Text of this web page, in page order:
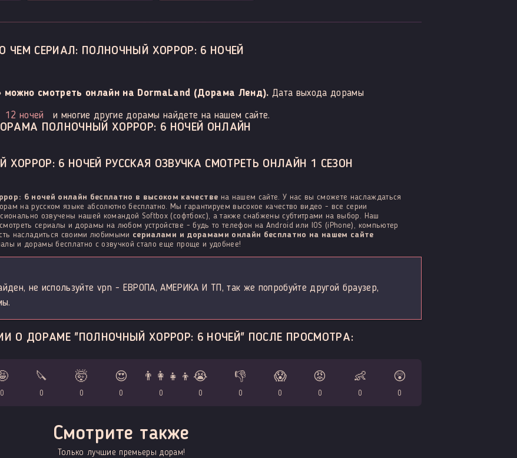
О ЧЕМ СЕРИАЛ: ПОЛНОЧНЫЙ ХОРРОР: 6 НОЧЕЙ
можно смотреть онлайн на DormaLand (Дорама Ленд). Дата выхода дорамы
12 ночей и многие другие дорамы найдете на нашем сайте.
ПОЛНОЧНЫЙ ХОРРОР: 6 НОЧЕЙ ОНЛАЙН
6 НОЧЕЙ РУССКАЯ ОЗВУЧКА СМОТРЕТЬ ОНЛАЙН 1 СЕЗОН
6 ночей онлайн бесплатно в высоком качестве на нашем сайте. У нас вы сможете наслаждаться
на русском языке абсолютно бесплатно. Мы гарантируем высокое качество видео - все серии
озвучены нашей командой Softbox (софтбокс), а также снабжены субтитрами на выбор. Наш
сериалы и дорамы на любом устройстве - будь то телефон на Android или IOS (iPhone), компьютер
насладиться своими любимыми сериалами и дорамами онлайн бесплатно на нашем сайте
и дорамы бесплатно с озвучкой стало еще проще и удобнее!
не используйте vpn - ЕВРОПА, АМЕРИКА И ТП, так же попробуйте другой браузер,
О ДОРАМЕ "ПОЛНОЧНЫЙ ХОРРОР: 6 НОЧЕЙ" ПОСЛЕ ПРОСМОТРА:
0
🔪
0
🤯
0
😍
0
👨‍👩‍👧‍👦
0
😭
0
👎
0
😱
0
😡
0
👶
0
😲
0
Смотрите также
Только лучшие премьеры дорам!